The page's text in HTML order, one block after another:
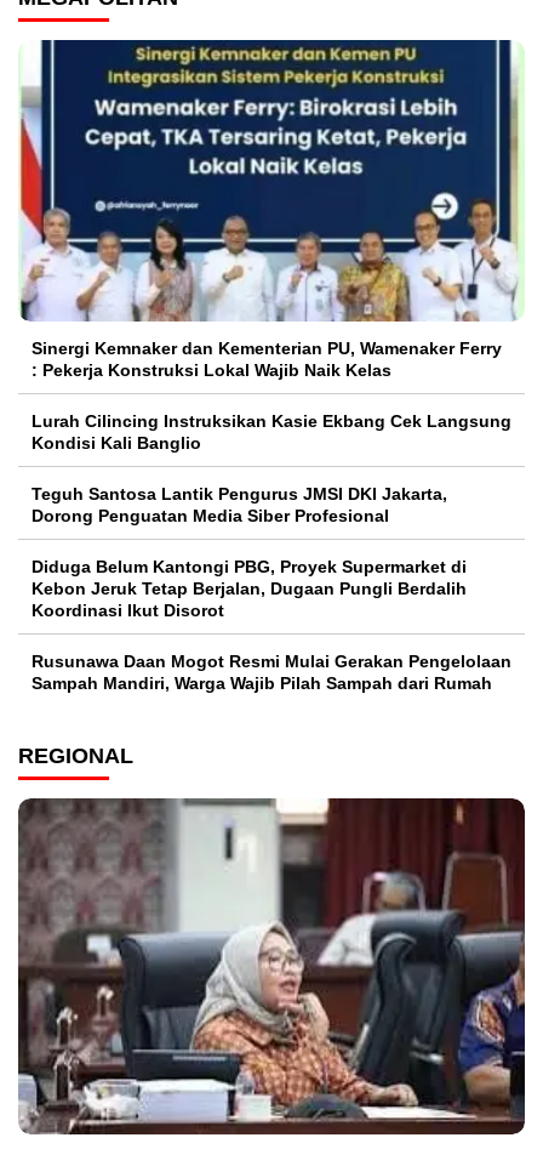
Sinergi Kemnaker dan Kementerian PU, Wamenaker Ferry
: Pekerja Konstruksi Lokal Wajib Naik Kelas
Lurah Cilincing Instruksikan Kasie Ekbang Cek Langsung
Kondisi Kali Banglio
Teguh Santosa Lantik Pengurus JMSI DKI Jakarta,
Dorong Penguatan Media Siber Profesional
Diduga Belum Kantongi PBG, Proyek Supermarket di
Kebon Jeruk Tetap Berjalan, Dugaan Pungli Berdalih
Koordinasi Ikut Disorot
Rusunawa Daan Mogot Resmi Mulai Gerakan Pengelolaan
Sampah Mandiri, Warga Wajib Pilah Sampah dari Rumah
REGIONAL